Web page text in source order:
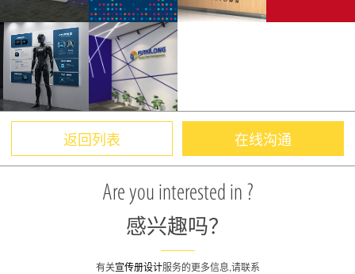
返回列表 在线沟通
Are you interested in ?
感兴趣吗？
有关宣传册设计服务的更多信息,请联系